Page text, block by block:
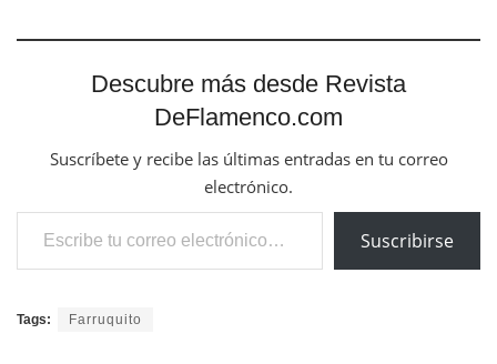
Descubre más desde Revista
DeFlamenco.com
Suscríbete y recibe las últimas entradas en tu correo
electrónico.
Escribe tu correo electrónico…
Suscribirse
Tags: Farruquito